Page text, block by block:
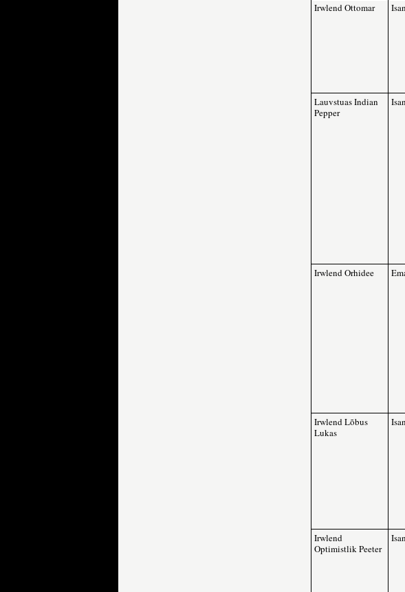
Irwlend Ottomar
Lauvstuas Indian
Pepper
Irwlend Orhidee
Irwlend Lõbus
Lukas
Irwlend
Optimistlik Peeter